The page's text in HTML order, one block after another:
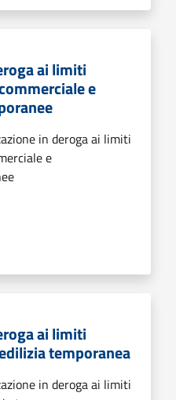
ai limiti
e
in deroga ai limiti
e
ai limiti
temporanea
in deroga ai limiti